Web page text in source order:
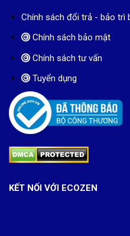
Chính sách đổi trả - bảo trì
Chính sách bảo mật
Chính sách tư vấn
Tuyển dụng
KẾT NỐI VỚI ECOZEN